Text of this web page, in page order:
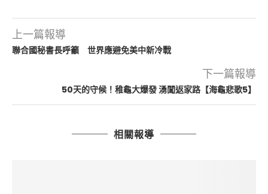
上一篇報導
聯合國秘書長呼籲 世界應避免美中新冷戰
下一篇報導
50天的守候！稚龜大爆發 湧闖返家路【海龜悲歌5】
相關報導